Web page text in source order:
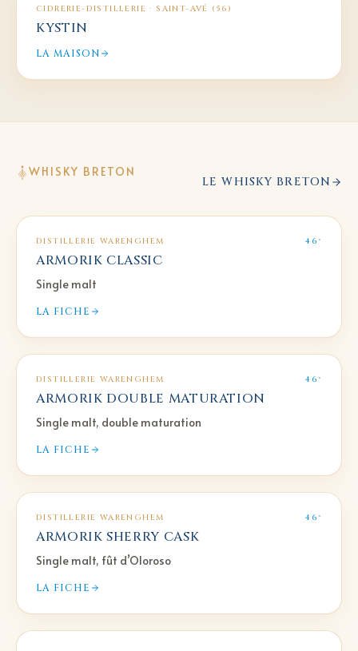
CIDRERIE-DISTILLERIE · SAINT-AVÉ (56)
KYSTIN
LA MAISON
WHISKY BRETON
LE WHISKY BRETON
DISTILLERIE WARENGHEM 46°
ARMORIK CLASSIC
Single malt
LA FICHE
DISTILLERIE WARENGHEM 46°
ARMORIK DOUBLE MATURATION
Single malt, double maturation
LA FICHE
DISTILLERIE WARENGHEM 46°
ARMORIK SHERRY CASK
Single malt, fût d’Oloroso
LA FICHE